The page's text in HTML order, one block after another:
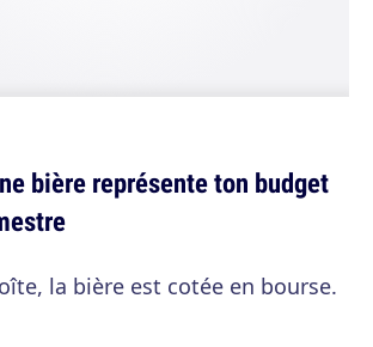
bière représente ton budget
la bière est cotée en bourse.